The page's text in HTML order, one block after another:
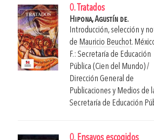
0. Tratados
Hipona, Agustín de.
Introducción, selección y
de Mauricio Beuchot.
F.: Secretaría de Educación
Pública (Cien del Mundo) /
Dirección General de
Publicaciones y Medios de
Secretaría de Educación
0. Ensayos escogidos